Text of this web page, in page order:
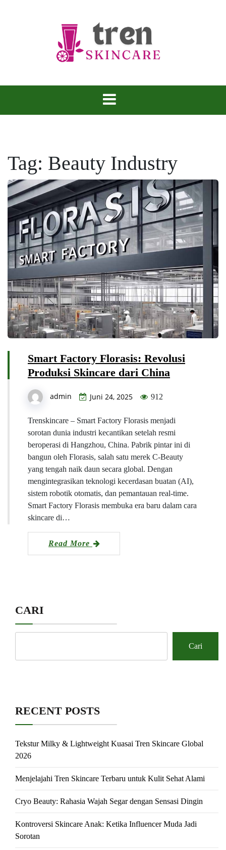
Tren Skincare
Tag: Beauty Industry
Smart Factory Florasis: Revolusi
Produksi Skincare dari China
admin Juni 24, 2025 912
Trenskincare – Smart Factory Florasis menjadi
sorotan dunia industri kecantikan setelah resmi
beroperasi di Hangzhou, China. Pabrik pintar ini di
bangun oleh Florasis, salah satu merek C‑Beauty
yang tengah naik daun secara global. Dengan
mengintegrasikan teknologi kecerdasan buatan (AI),
sistem robotik otomatis, dan pemantauan real-time.
Smart Factory Florasis membuka era baru dalam cara
skincare di…
Read More
CARI
Cari
RECENT POSTS
Tekstur Milky & Lightweight Kuasai Tren Skincare Global
2026
Menjelajahi Tren Skincare Terbaru untuk Kulit Sehat Alami
Cryo Beauty: Rahasia Wajah Segar dengan Sensasi Dingin
Kontroversi Skincare Anak: Ketika Influencer Muda Jadi
Sorotan